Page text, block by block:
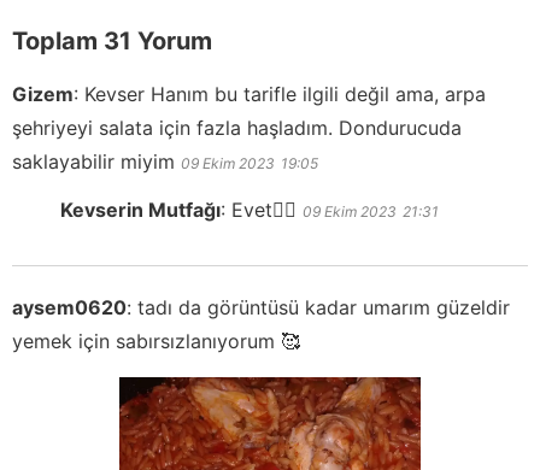
Toplam 31 Yorum
Gizem: Kevser Hanım bu tarifle ilgili değil ama, arpa
şehriyeyi salata için fazla haşladım. Dondurucuda
saklayabilir miyim 09 Ekim 2023 19:05
Kevserin Mutfağı: Evet👍🏻 09 Ekim 2023 21:31
aysem0620: tadı da görüntüsü kadar umarım güzeldir
yemek için sabırsızlanıyorum 🥰